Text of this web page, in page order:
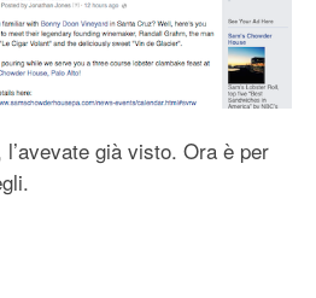
già visto. Ora è per